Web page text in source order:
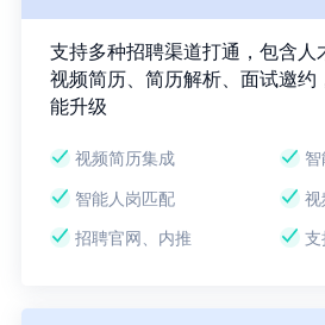
支持多种招聘渠道打通，包含人
视频简历、简历解析、面试邀约
能升级
视频简历集成
智能人岗匹配
招聘官网、内推